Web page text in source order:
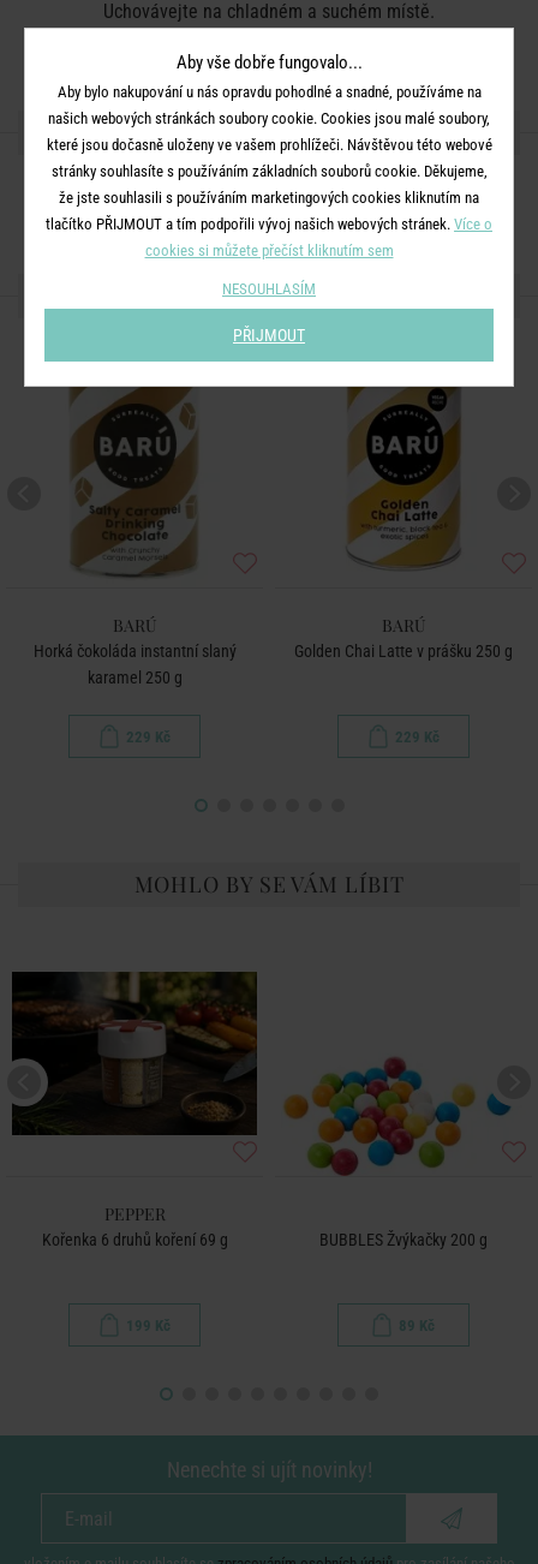
Uchovávejte na chladném a suchém místě.
SDÍLEJTE S PŘÁTELI
DALŠÍ PRODUKTY ZE SÉRIE
BARÚ
Horká čokoláda instantní slaný
karamel 250 g
229 Kč
BARÚ
Golden Chai Latte v prášku 250 g
229 Kč
MOHLO BY SE VÁM LÍBIT
PEPPER
Kořenka 6 druhů koření 69 g
199 Kč
BUBBLES Žvýkačky 200 g
89 Kč
Nenechte si ujít novinky!
Aby vše dobře fungovalo...
Aby bylo nakupování u nás opravdu pohodlné a snadné, používáme na
našich webových stránkách soubory cookie. Cookies jsou malé soubory,
které jsou dočasně uloženy ve vašem prohlížeči. Návštěvou této webové
stránky souhlasíte s používáním základních souborů cookie. Děkujeme,
že jste souhlasili s používáním marketingových cookies kliknutím na
tlačítko PŘIJMOUT a tím podpořili vývoj našich webových stránek. Více o
cookies si můžete přečíst kliknutím sem
NESOUHLASÍM
PŘIJMOUT